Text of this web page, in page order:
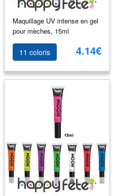
Maquillage UV intense en gel
pour mèches, 15ml
11 coloris 4.14€